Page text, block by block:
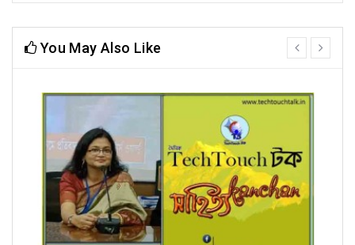
You May Also Like
prev